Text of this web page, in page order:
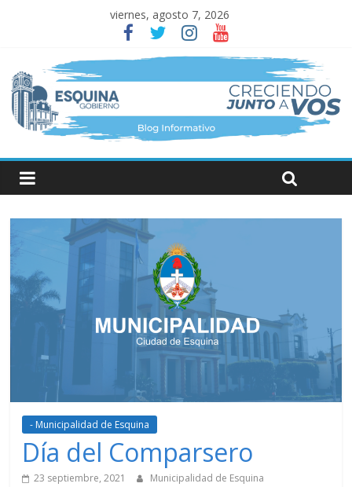
viernes, agosto 7, 2026
- Municipalidad de Esquina
Día del Comparsero
23 septiembre, 2021 Municipalidad de Esquina